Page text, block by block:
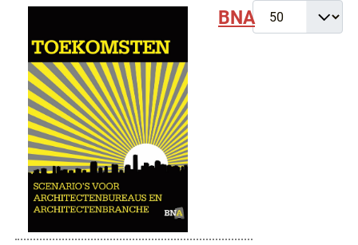
Toon #
BNA